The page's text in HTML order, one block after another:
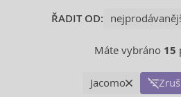
ŘADIT OD:
Máte vybráno 15
Jacomo